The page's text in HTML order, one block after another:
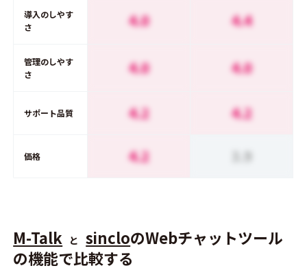
導入のしやす
さ
4.0 4.4
管理のしやす
さ
4.0 4.0
サポート品質 4.2 4.2
価格 4.2 3.9
M-Talk と sincloのWebチャットツール
の機能で比較する